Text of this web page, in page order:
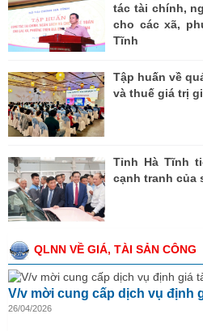
tác tài chính,
cho các xã,
Tĩnh
Tập huấn về
và thuế giá trị
Tỉnh Hà Tĩnh
cạnh tranh của
QLNN VỀ GIÁ, TÀI SẢN CÔNG
V/v mời cung cấp dịch vụ định
26/04/2026